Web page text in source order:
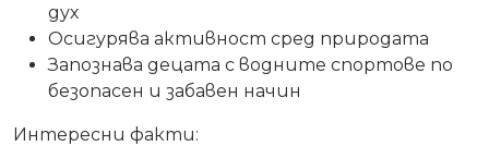
дух
Осигурява активност сред природата
Запознава децата с водните спортове по
безопасен и забавен начин
Интересни факти: